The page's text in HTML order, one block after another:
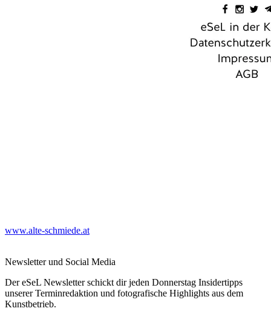
www.alte-schmiede.at
Newsletter und Social Media
Der eSeL Newsletter schickt dir jeden Donnerstag Insidertipps
unserer Terminredaktion und fotografische Highlights aus dem
Kunstbetrieb.